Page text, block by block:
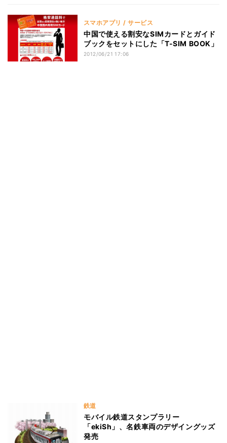
スマホアプリ / サービス
中国で使える割安なSIMカードとガイド
ブックをセットにした「T-SIM BOOK」
2012/06/21 17:06
鉄道
モバイル鉄道スタンプラリー
「ekiSh」、名鉄車両のデザイングッズ
発売